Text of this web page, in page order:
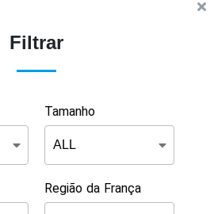
Filtrar
Tamanho
Região da França